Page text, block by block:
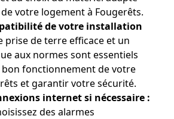
votre logement à Fougerêts.
de votre installation
prise de terre efficace et un
aux normes sont essentiels
fonctionnement de votre
et garantir votre sécurité.
internet si nécessaire :
des alarmes